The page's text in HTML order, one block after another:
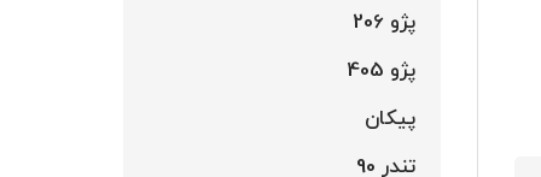
پژو 206
پژو 405
پیکان
تندر 90